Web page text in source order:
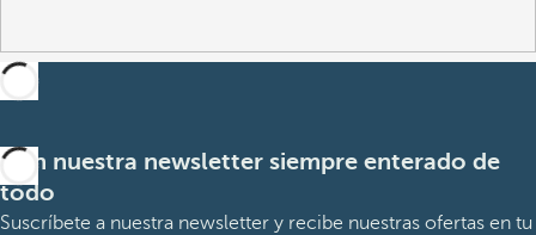
Con nuestra newsletter siempre enterado de
todo
Suscríbete a nuestra newsletter y recibe nuestras ofertas en tu